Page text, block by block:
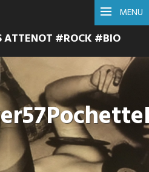
MENU
ATTENOT #ROCK #BIO